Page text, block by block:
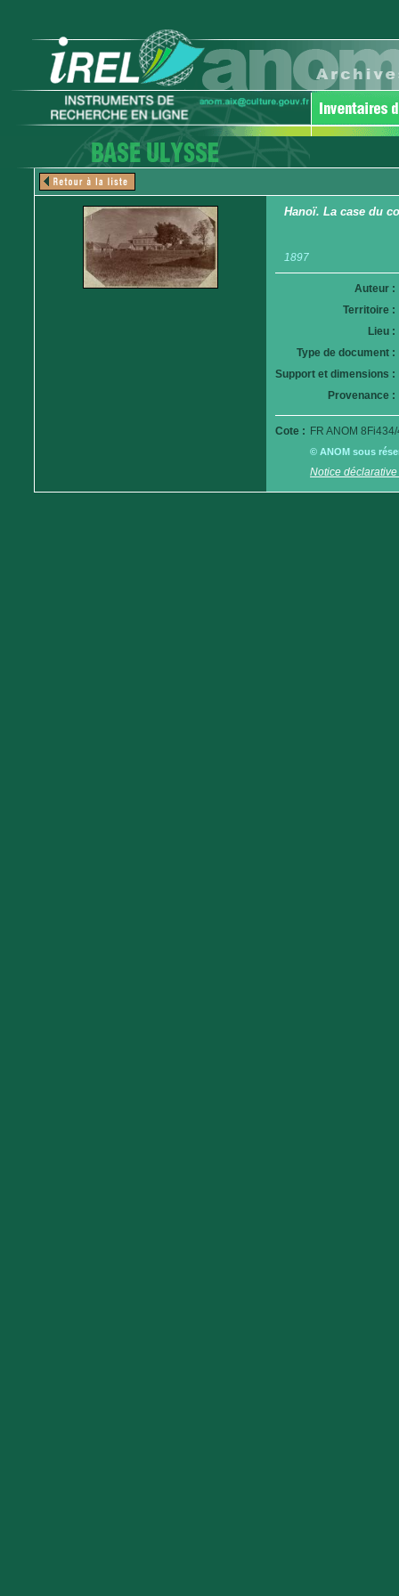
Hanoï. La case du
1897
Auteur :
Territoire :
Lieu :
Type de document :
Support et dimensions :
Provenance :
Cote : FR ANOM
© ANOM sous
Notice